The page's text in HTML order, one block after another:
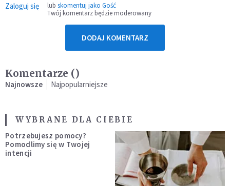
Zaloguj się lub skomentuj jako Gość
Twój komentarz będzie moderowany
DODAJ KOMENTARZ
Komentarze ()
Najnowsze Najpopularniejsze
WYBRANE DLA CIEBIE
Potrzebujesz pomocy?
Pomodlimy się w Twojej
intencji